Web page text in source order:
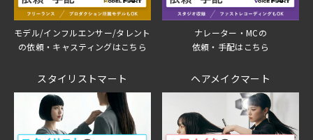
モデル/インフルエンサー/タレント
の依頼・キャスティングはこちら
ナレーター・MCの
依頼・手配はこちら
スタイリストマート ヘアメイクマート